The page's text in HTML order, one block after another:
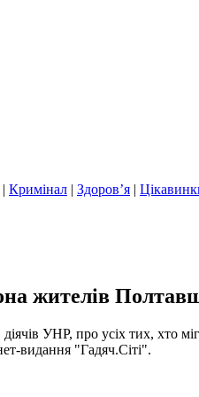
| Кримінал | Здоров’я |
жителів
УНР, про усіх тих, хто
видання "Гадяч.Сіті".